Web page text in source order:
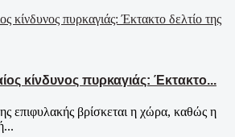
κίνδυνος πυρκαγιάς: Έκτακτο...
επιφυλακής βρίσκεται η χώρα, καθώς η